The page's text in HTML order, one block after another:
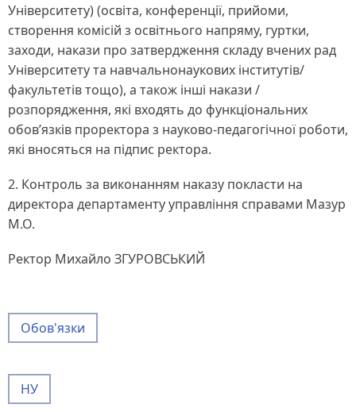
Університету) (освіта, конференції, прийоми,
створення комісій з освітнього напряму, гуртки,
заходи, накази про затвердження складу вчених рад
Університету та навчальнонаукових інститутів/
факультетів тощо), а також інші накази /
розпорядження, які входять до функціональних
обов’язків проректора з науково-педагогічної роботи,
які вносяться на підпис ректора.
2. Контроль за виконанням наказу покласти на
директора департаменту управління справами Мазур
М.О.
Ректор Михайло ЗГУРОВСЬКИЙ
Обов'язки
НУ